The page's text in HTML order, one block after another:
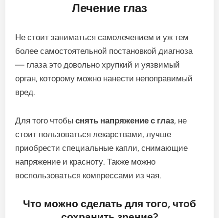
Лечение глаз
Не стоит заниматься самолечением и уж тем
более самостоятельной постановкой диагноза
— глаза это довольно хрупкий и уязвимый
орган, которому можно нанести непоправимый
вред.
Для того чтобыснять напряжение с глаз, не
стоит пользоваться лекарствами, лучше
приобрести специальные капли, снимающие
напряжение и красноту. Также можно
воспользоваться компрессами из чая.
Что можно сделать для того, чтоб